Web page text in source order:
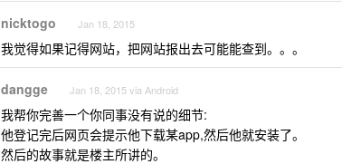
nicktogo Jan 18, 2015
我觉得如果记得网站，把网站报出去可能能查到。。。
dangge Jan 18, 2015 via Android
我帮你完善一个你同事没有说的细节:
他登记完后网页会提示他下载某app,然后他就安装了。
然后的故事就是楼主所讲的。